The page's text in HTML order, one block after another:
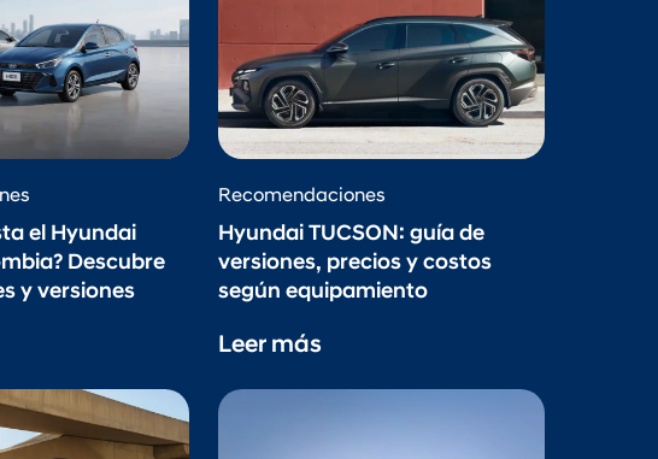
el Hyundai
Descubre
y versiones
Recomendaciones
Hyundai TUCSON: guía de
versiones, precios y costos
según equipamiento
Leer más